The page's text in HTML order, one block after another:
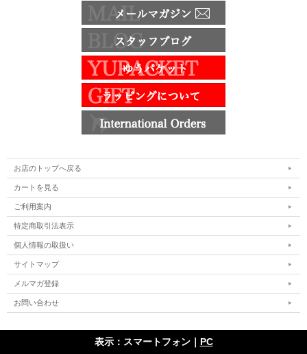
お店のトップへ戻る
カートを見る
ご利用案内
特定商取引法表示
個人情報の取扱い
サイトマップ
メルマガ登録
お問い合わせ
表示：スマートフォン｜ PC